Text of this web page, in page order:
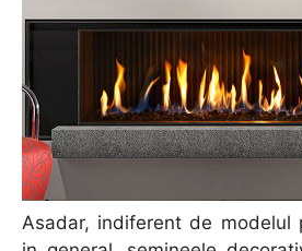
Asadar, indiferent de modelul